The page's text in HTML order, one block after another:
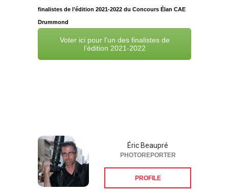
finalistes de l’édition 2021-2022 du Concours Élan CAE
Voter ici pour l'un des finalistes de
l’édition 2021-2022
Éric Beaupré
PHOTOREPORTER
PROFILE